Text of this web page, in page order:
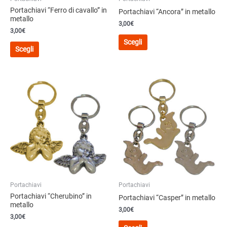
prodotto
Portachiavi “Ferro di cavallo” in
metallo
3,00€
Scegli
Questo
varianti.
Le
opzioni
possono
essere
scelte
nella
pagina
prodotto
Portachiavi “Ancora” in metallo
3,00€
Scegli
Questo
varianti.
Le
opzioni
possono
essere
scelte
nella
pagina
del
prodotto
Portachiavi
Portachiavi “Cherubino” in
metallo
3,00€
Portachiavi
Portachiavi “Casper” in metallo
3,00€
Questo